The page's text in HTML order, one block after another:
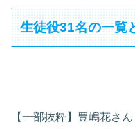
生徒役31名の一覧
【一部抜粋】豊嶋花さ